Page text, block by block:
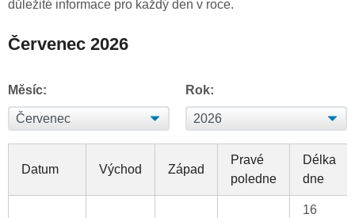
důležité informace pro každý den v roce.
Červenec 2026
Měsíc: Rok:
Datum Východ Západ
Pravé
poledne
Délka
dne
16